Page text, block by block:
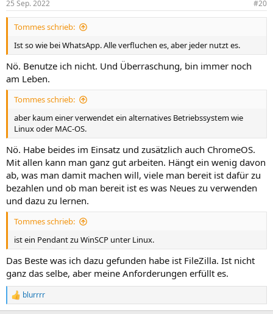
e
n
25 Sep. 2022 #20
Tommes schrieb:
Ist so wie bei WhatsApp. Alle verfluchen es, aber jeder nutzt es.
Nö. Benutze ich nicht. Und Überraschung, bin immer noch
am Leben.
Tommes schrieb:
aber kaum einer verwendet ein alternatives Betriebssystem wie
Linux oder MAC-OS.
Nö. Habe beides im Einsatz und zusätzlich auch ChromeOS.
Mit allen kann man ganz gut arbeiten. Hängt ein wenig davon
ab, was man damit machen will, viele man bereit ist dafür zu
bezahlen und ob man bereit ist es was Neues zu verwenden
und dazu zu lernen.
Tommes schrieb:
ist ein Pendant zu WinSCP unter Linux.
Das Beste was ich dazu gefunden habe ist FileZilla. Ist nicht
ganz das selbe, aber meine Anforderungen erfüllt es.
R
e
blurrrr